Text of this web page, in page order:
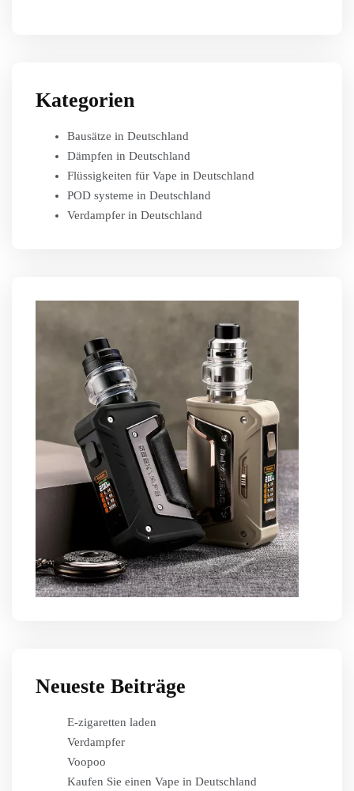
Kategorien
Bausätze in Deutschland
Dämpfen in Deutschland
Flüssigkeiten für Vape in Deutschland
POD systeme in Deutschland
Verdampfer in Deutschland
Neueste Beiträge
E-zigaretten laden
Verdampfer
Voopoo
Kaufen Sie einen Vape in Deutschland